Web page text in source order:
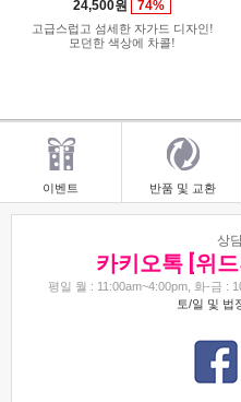
24,500원 74%
고급스럽고 섬세한 자가드 디자인!
모던한 색상에 차콜!
이벤트 반품 및 교환
상
카키오톡 [위
평일 월 : 11:00am~4:00pm, 화-금 :
토/일 및 법